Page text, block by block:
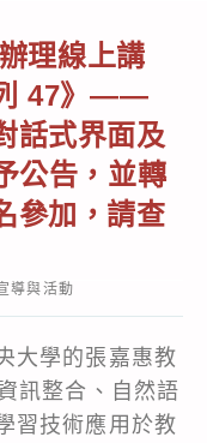
理線上講
47》——
話式界面及
公告，並轉
參加，請查
導與活動
大學的張嘉惠教
訊整合、自然語
習技術應用於教